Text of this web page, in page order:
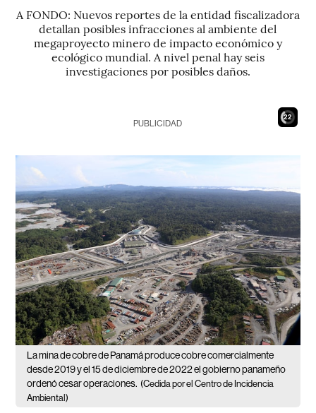
A FONDO: Nuevos reportes de la entidad fiscalizadora
detallan posibles infracciones al ambiente del
megaproyecto minero de impacto económico y
ecológico mundial. A nivel penal hay seis
investigaciones por posibles daños.
20
PUBLICIDAD
La mina de cobre de Panamá produce cobre comercialmente
desde 2019 y el 15 de diciembre de 2022 el gobierno panameño
ordenó cesar operaciones. (Cedida por el Centro de Incidencia
Ambiental)